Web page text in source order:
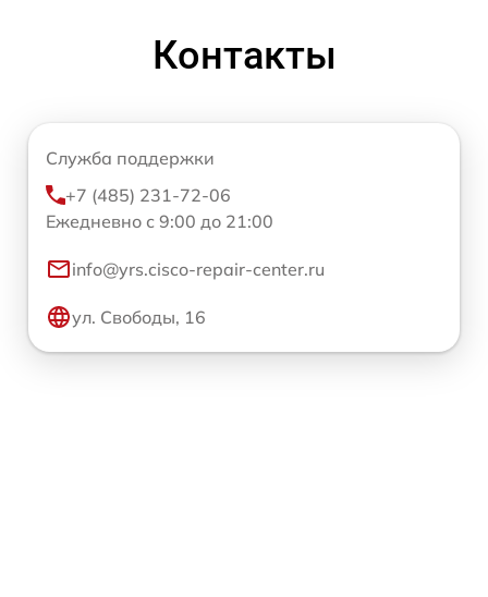
Контакты
Служба поддержки
+7 (485) 231-72-06
Ежедневно с 9:00 до 21:00
info@yrs.cisco-repair-center.ru
ул. Свободы, 16